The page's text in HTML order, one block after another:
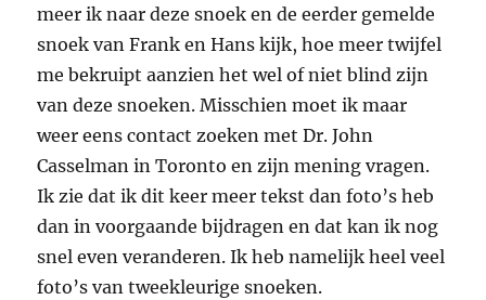
meer ik naar deze snoek en de eerder gemelde
snoek van Frank en Hans kijk, hoe meer twijfel
me bekruipt aanzien het wel of niet blind zijn
van deze snoeken. Misschien moet ik maar
weer eens contact zoeken met Dr. John
Casselman in Toronto en zijn mening vragen.
Ik zie dat ik dit keer meer tekst dan foto’s heb
dan in voorgaande bijdragen en dat kan ik nog
snel even veranderen. Ik heb namelijk heel veel
foto’s van tweekleurige snoeken.